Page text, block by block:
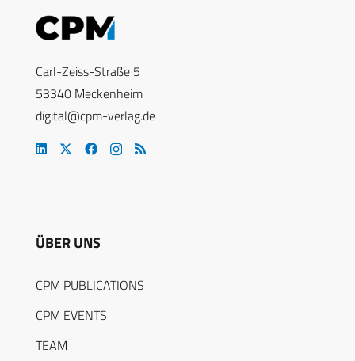
Carl-Zeiss-Straße 5
53340 Meckenheim
digital@cpm-verlag.de
ÜBER UNS
CPM PUBLICATIONS
CPM EVENTS
TEAM